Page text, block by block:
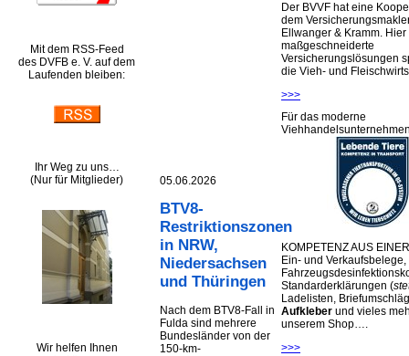
Mit dem RSS-Feed
des DVFB e. V. auf dem
Laufenden bleiben:
Ihr Weg zu uns…
(Nur für Mitglieder)
Wir helfen Ihnen
05.06.2026
BTV8-
Restriktionszonen
in NRW,
Niedersachsen
und Thüringen
Nach dem BTV8-Fall in
Fulda sind mehrere
Bundesländer von der
150-km-
Der BVVF hat eine
dem
Ellwanger & Kramm.
maßgeschneiderte
Versicherungslösungen
die Vieh- und
>>>
Für das moderne
KOMPETENZ AUS
Ein- und Verkaufsbelege,
Standarderklärungen (
Ladelisten,
Aufkleber und vieles
unserem Shop….
>>>